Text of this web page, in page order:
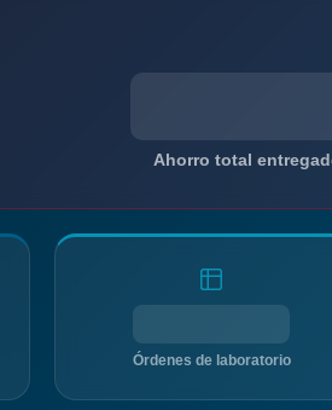
Ahorro total
Órdenes de laboratorio